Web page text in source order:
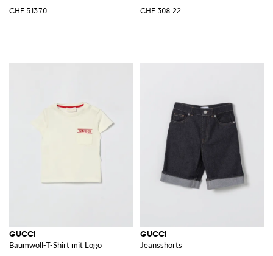
CHF 513.70 CHF 308.22
GUCCI
Baumwoll-T-Shirt mit Logo
GUCCI
Jeansshorts